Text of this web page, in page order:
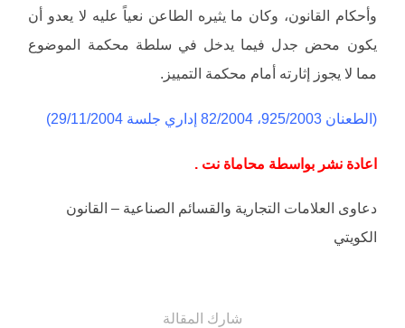
وأحكام القانون، وكان ما يثيره الطاعن نعياً عليه لا يعدو أن
يكون محض جدل فيما يدخل في سلطة محكمة الموضوع
مما لا يجوز إثارته أمام محكمة التمييز.
(الطعنان 925/2003، 82/2004 إداري جلسة 29/11/2004)
اعادة نشر بواسطة محاماة نت .
دعاوى العلامات التجارية والقسائم الصناعية – القانون
الكويتي
شارك المقالة